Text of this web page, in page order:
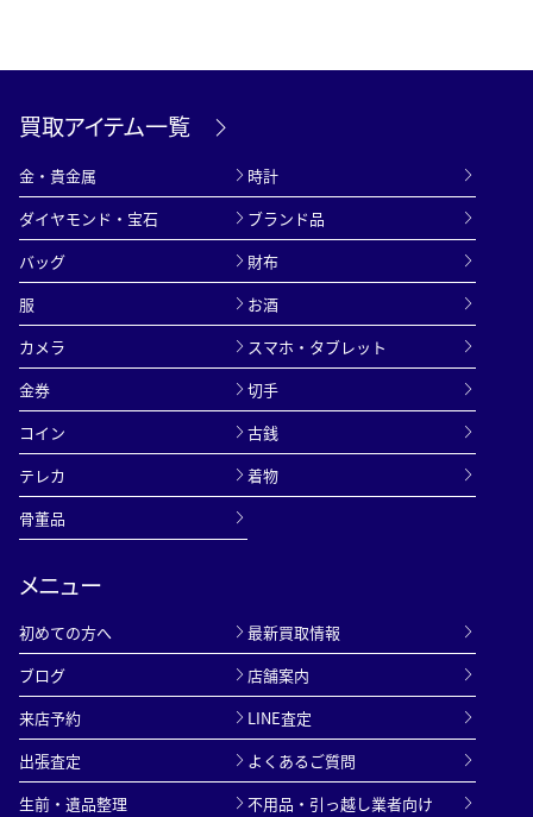
買取アイテム一覧
金・貴金属
時計
ダイヤモンド・宝石
ブランド品
バッグ
財布
服
お酒
カメラ
スマホ・タブレット
金券
切手
コイン
古銭
テレカ
着物
骨董品
メニュー
初めての方へ
最新買取情報
ブログ
店舗案内
来店予約
LINE査定
出張査定
よくあるご質問
生前・遺品整理
不用品・引っ越し業者向け